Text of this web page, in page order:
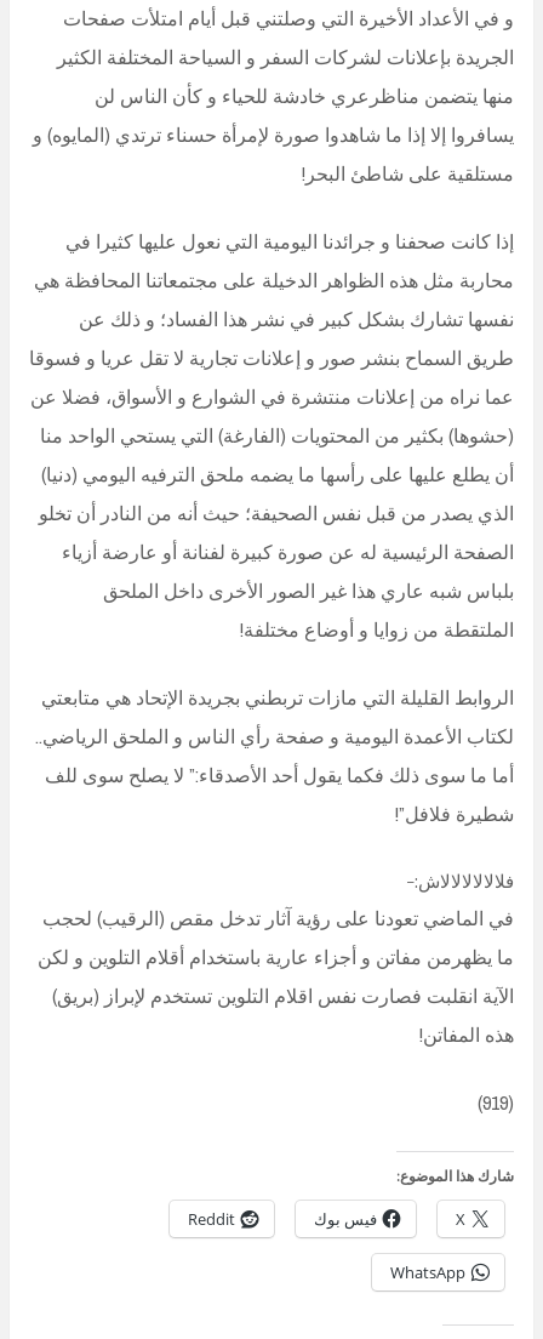
و في الأعداد الأخيرة التي وصلتني قبل أيام امتلأت صفحات
الجريدة بإعلانات لشركات السفر و السياحة المختلفة الكثير
منها يتضمن مناظرعري خادشة للحياء و كأن الناس لن
يسافروا إلا إذا ما شاهدوا صورة لإمرأة حسناء ترتدي (المايوه) و
مستلقية على شاطئ البحر!
إذا كانت صحفنا و جرائدنا اليومية التي نعول عليها كثيرا في
محاربة مثل هذه الظواهر الدخيلة على مجتمعاتنا المحافظة هي
نفسها تشارك بشكل كبير في نشر هذا الفساد؛ و ذلك عن
طريق السماح بنشر صور و إعلانات تجارية لا تقل عريا و فسوقا
عما نراه من إعلانات منتشرة في الشوارع و الأسواق، فضلا عن
(حشوها) بكثير من المحتويات (الفارغة) التي يستحي الواحد منا
أن يطلع عليها على رأسها ما يضمه ملحق الترفيه اليومي (دنيا)
الذي يصدر من قبل نفس الصحيفة؛ حيث أنه من النادر أن تخلو
الصفحة الرئيسية له عن صورة كبيرة لفنانة أو عارضة أزياء
بلباس شبه عاري هذا غير الصور الأخرى داخل الملحق
الملتقطة من زوايا و أوضاع مختلفة!
الروابط القليلة التي مازات تربطني بجريدة الإتحاد هي متابعتي
لكتاب الأعمدة اليومية و صفحة رأي الناس و الملحق الرياضي..
أما ما سوى ذلك فكما يقول أحد الأصدقاء:” لا يصلح سوى للف
شطيرة فلافل”!
فلالالالالالاش:-
في الماضي تعودنا على رؤية آثار تدخل مقص (الرقيب) لحجب
ما يظهرمن مفاتن و أجزاء عارية باستخدام أقلام التلوين و لكن
الآية انقلبت فصارت نفس اقلام التلوين تستخدم لإبراز (بريق)
هذه المفاتن!
(919)
شارك هذا الموضوع:
X فيس بوك Reddit
WhatsApp